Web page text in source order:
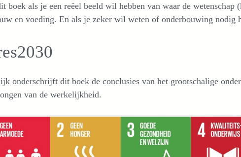
boek als je een reëel beeld wil hebben van waar de wetenschap
en voeding. En als je zeker wil weten of onderbouwing nodig
onderschrijft dit boek de conclusies van het grootschalige
van de werkelijkheid.